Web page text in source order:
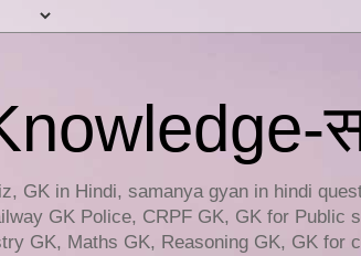
GK in Hindi, samanya gyan in hindi
GK Police, CRPF GK, GK for
GK, Maths GK, Reasoning GK, GK